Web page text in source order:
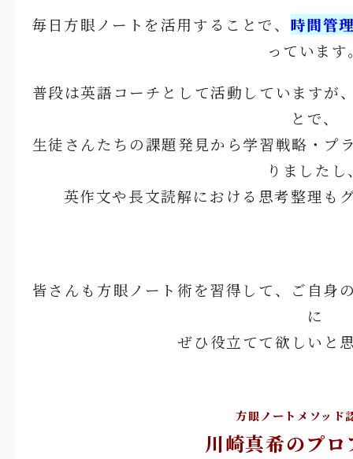
毎日方眼ノートを活用することで、 時間管
っています
普段は英語コーチとして活動していますが
とで、
生徒さんたちの課題発見から学習戦略・プ
りましたし
英作文や長文読解における思考整理も
皆さんも方眼ノート術を習得して、ご自身
に
ぜひ役立てて欲しいと
方眼ノートメソッド
川崎真希のプロ